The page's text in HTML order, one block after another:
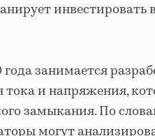
инвестировать
года занимается
и напряжения,
замыкания. По
могут